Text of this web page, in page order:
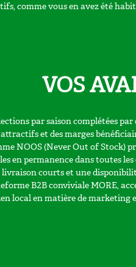
comme vous en avez été
VOS
par saison complétées
et des marges
NOOS (Never Out of Stock)
en permanence dans toutes
livraison courts et une
B2B conviviale MORE,
local en matière de marketing